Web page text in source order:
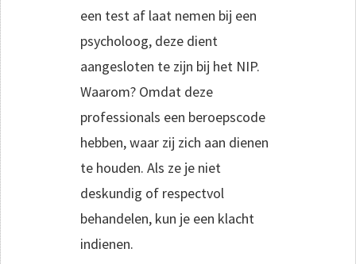
een test af laat nemen bij een
psycholoog, deze dient
aangesloten te zijn bij het NIP.
Waarom? Omdat deze
professionals een beroepscode
hebben, waar zij zich aan dienen
te houden. Als ze je niet
deskundig of respectvol
behandelen, kun je een klacht
indienen.